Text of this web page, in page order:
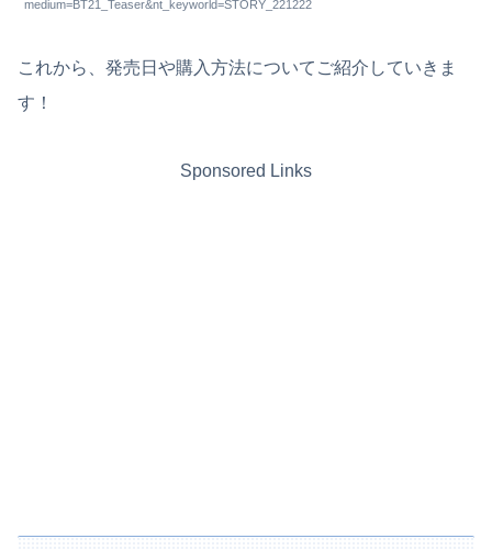
medium=BT21_Teaser&nt_keyworld=STORY_221222
これから、発売日や購入方法についてご紹介していきま
す！
Sponsored Links